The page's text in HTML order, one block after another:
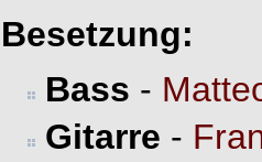
Besetzung:
Bass -
Gitarre -